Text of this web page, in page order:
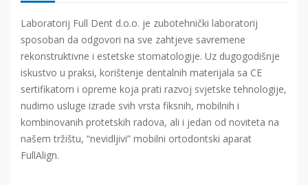
Laboratorij Full Dent d.o.o. je zubotehnički laboratorij
sposoban da odgovori na sve zahtjeve savremene
rekonstruktivne i estetske stomatologije. Uz dugogodišnje
iskustvo u praksi, korištenje dentalnih materijala sa CE
sertifikatom i opreme koja prati razvoj svjetske tehnologije,
nudimo usluge izrade svih vrsta fiksnih, mobilnih i
kombinovanih protetskih radova, ali i jedan od noviteta na
našem tržištu, “nevidljivi” mobilni ortodontski aparat
FullAlign.